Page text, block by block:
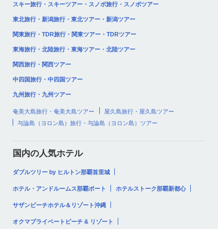
スキー旅行・スキーツアー・スノボ旅行・スノボツアー
東北旅行・新潟旅行・東北ツアー・新潟ツアー
関東旅行・TDR旅行・関東ツアー・TDRツアー
東海旅行・北陸旅行・東海ツアー・北陸ツアー
関西旅行・関西ツアー
中四国旅行・中四国ツアー
九州旅行・九州ツアー
奄美大島旅行・奄美大島ツアー
屋久島旅行・屋久島ツアー
与論島（ヨロン島）旅行・与論島（ヨロン島）ツアー
国内の人気ホテル
ダブルツリー by ヒルトン那覇首里城
ホテル・アンドルームス那覇ポート ホテルストーク那覇新都心
サザンビーチホテル＆リゾート沖縄
オクマプライベートビーチ & リゾート